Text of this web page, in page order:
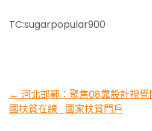
TC:sugarpopular900
Post
navigation
← 河北邯鄲：聚焦08靠設計視
國扶貧在線_國家扶貧門戶